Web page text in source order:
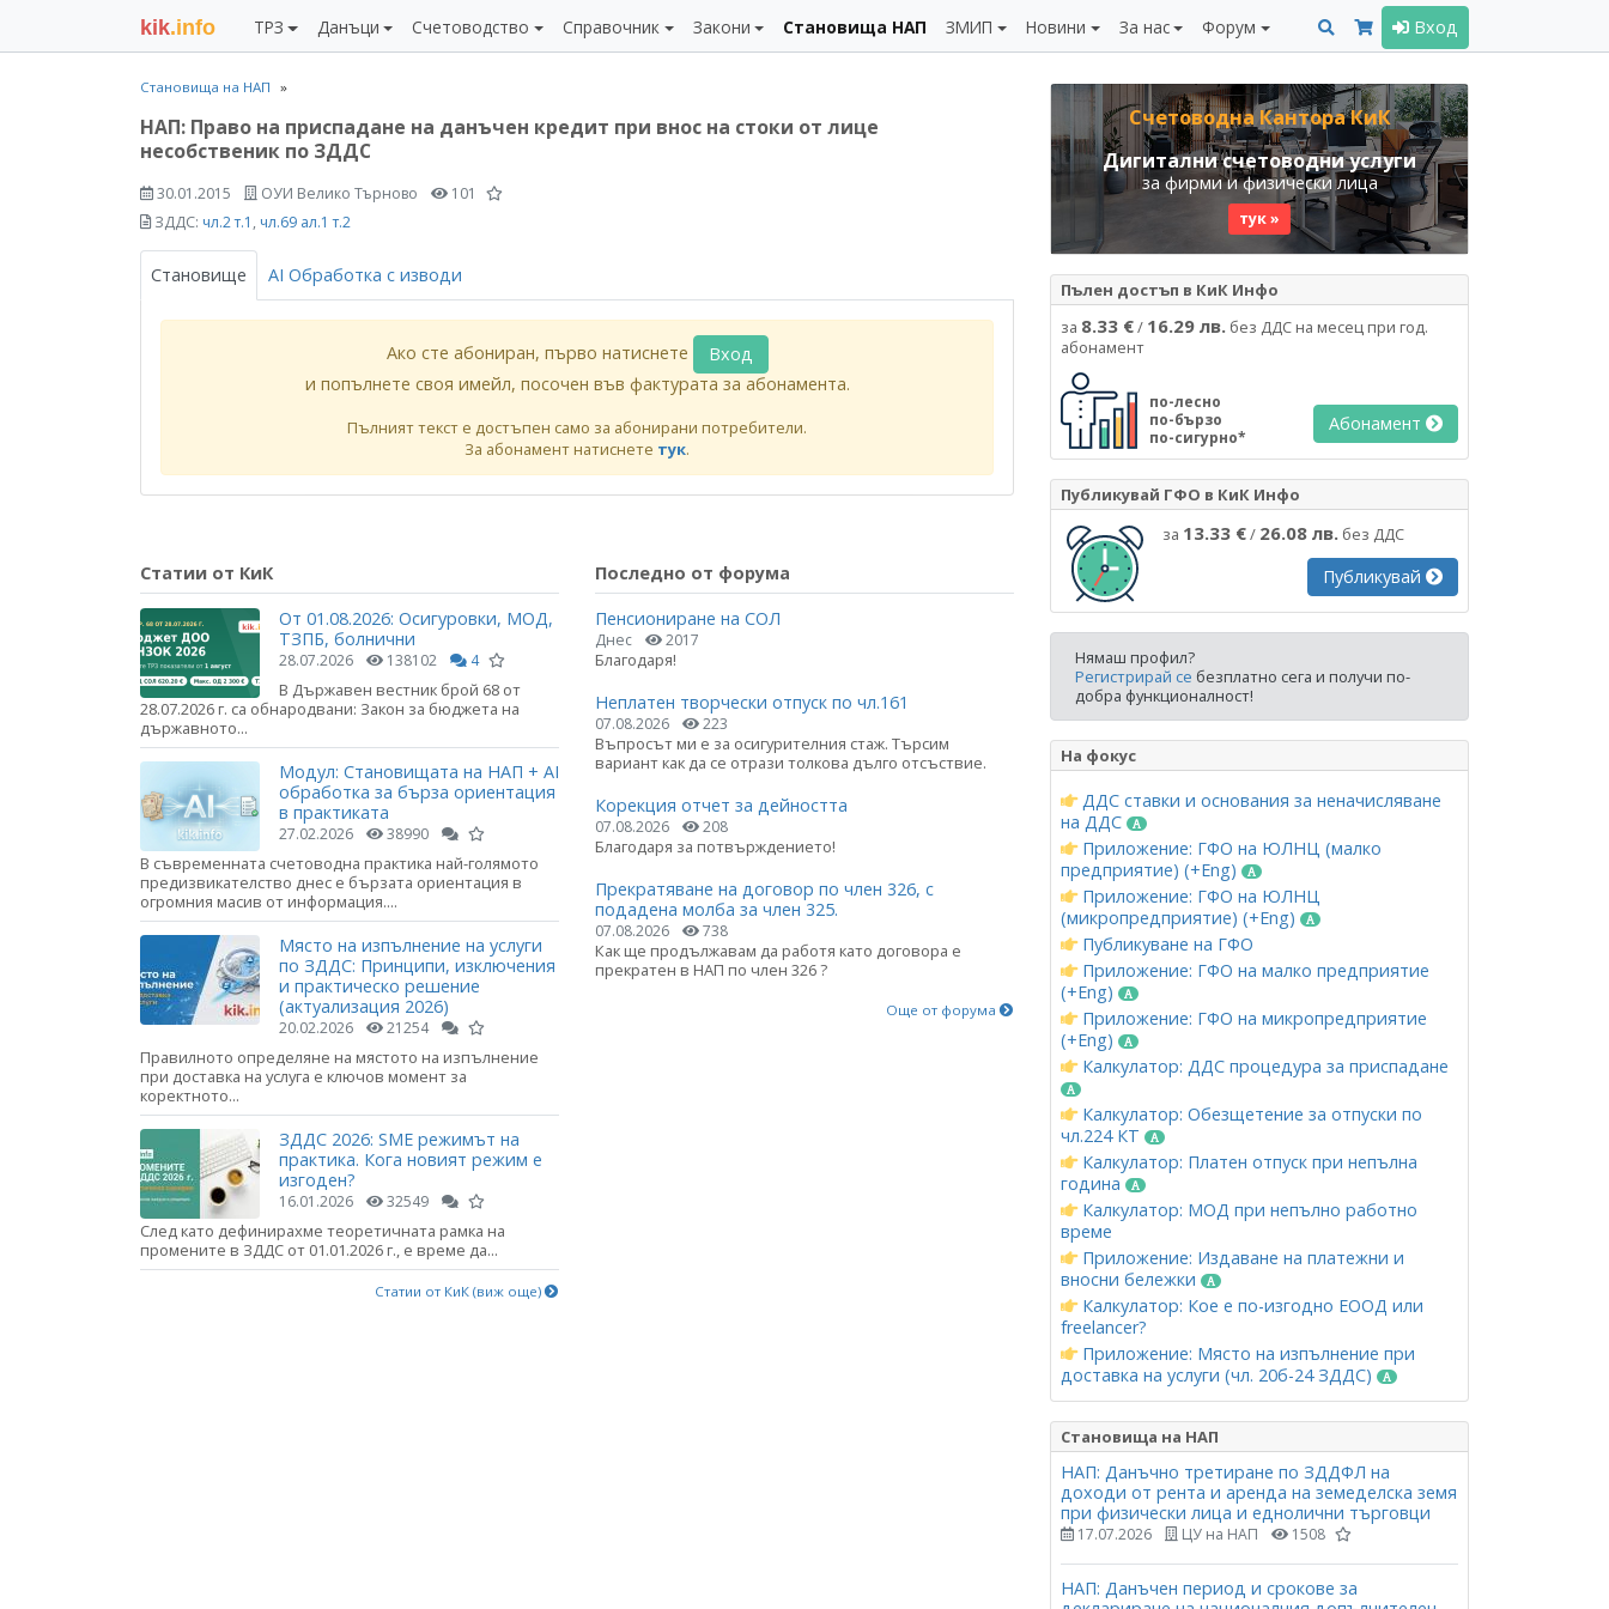
kik.info ТРЗ Данъци Счетоводство Справочник Закони Становища НАП ЗМИП Новини За нас Форум Вход
Становища на НАП
НАП: Право на приспадане на данъчен кредит при внос на стоки от лице
несобственик по ЗДДС
30.01.2015 ОУИ Велико Търново
101
ЗДДС: чл.2 т.1 , чл.69 ал.1 т.2
Становище AI Обработка с изводи
Ако сте абониран, първо натиснете
Вход
и попълнете своя имейл, посочен във фактурата за абонамента.
Пълният текст е достъпен само за абонирани потребители.
За абонамент натиснете тук.
Статии от КиК
От 01.08.2026: Осигуровки, МОД,
ТЗПБ, болнични
28.07.2026 138102 4
В Държавен вестник брой 68 от
28.07.2026 г. са обнародвани: Закон за бюджета на
държавното...
Модул: Становищата на НАП + AI
обработка за бърза ориентация
в практиката
27.02.2026 38990
В съвременната счетоводна практика най-голямото
предизвикателство днес е бързата ориентация в
огромния масив от информация....
Място на изпълнение на услуги
по ЗДДС: Принципи, изключения
и практическо решение
(актуализация 2026)
20.02.2026 21254
Правилното определяне на мястото на изпълнение
при доставка на услуга е ключов момент за
коректното...
ЗДДС 2026: SME режимът на
практика. Кога новият режим е
изгоден?
16.01.2026 32549
След като дефинирахме теоретичната рамка на
промените в ЗДДС от 01.01.2026 г., е време да...
Статии от КиК (виж още)
Последно от форума
Пенсиониране на СОЛ
Днес 2017
Благодаря!
Неплатен творчески отпуск по чл.161
07.08.2026 223
Въпросът ми е за осигурителния стаж. Търсим
вариант как да се отрази толкова дълго отсъствие.
Корекция отчет за дейността
07.08.2026 208
Благодаря за потвърждението!
Прекратяване на договор по член 326, с
подадена молба за член 325.
07.08.2026 738
Как ще продължавам да работя като договора е
прекратен в НАП по член 326 ?
Още от форума
Счетоводна Кантора КиК
Дигитални счетоводни услуги
за фирми и физически лица
тук »
Пълен достъп в КиК Инфо
за 8.33 €/ 16.29 лв. без ДДС на месец при год.
абонамент
по-лесно
по-бързо
по-сигурно*
Абонамент
Публикувай ГФО в КиК Инфо
за 13.33 €/ 26.08 лв. без ДДС
Публикувай
Нямаш профил?
Регистрирай се безплатно сега и получи по-
добра функционалност!
На фокус
ДДС ставки и основания за неначисляване
на ДДС
Приложение: ГФО на ЮЛНЦ (малко
предприятие) (+Eng)
Приложение: ГФО на ЮЛНЦ
(микропредприятие) (+Eng)
Публикуване на ГФО
Приложение: ГФО на малко предприятие
(+Eng)
Приложение: ГФО на микропредприятие
(+Eng)
Калкулатор: ДДС процедура за приспадане
Калкулатор: Обезщетение за отпуски по
чл.224 КТ
Калкулатор: Платен отпуск при непълна
година
Калкулатор: МОД при непълно работно
време
Приложение: Издаване на платежни и
вносни бележки
Калкулатор: Кое е по-изгодно ЕООД или
freelancer?
Приложение: Място на изпълнение при
доставка на услуги (чл. 20б-24 ЗДДС)
Становища на НАП
НАП: Данъчно третиране по ЗДДФЛ на
доходи от рента и аренда на земеделска земя
при физически лица и еднолични търговци
17.07.2026 ЦУ на НАП 1508
НАП: Данъчен период и срокове за